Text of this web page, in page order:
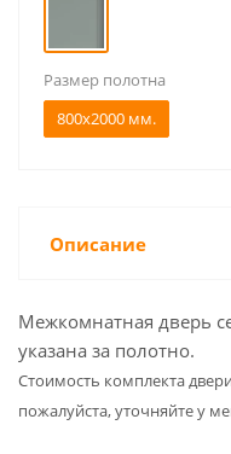
Размер полотна
800x2000 мм.
Описание
Межкомнатная дверь
указана за полотно.
Cтоимость комплекта
пожалуйста, уточняйте у